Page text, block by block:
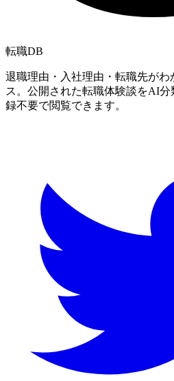
転職DB
退職理由・入社理由・転職先が
ス。公開された転職体験談をAI
録不要で閲覧できます。